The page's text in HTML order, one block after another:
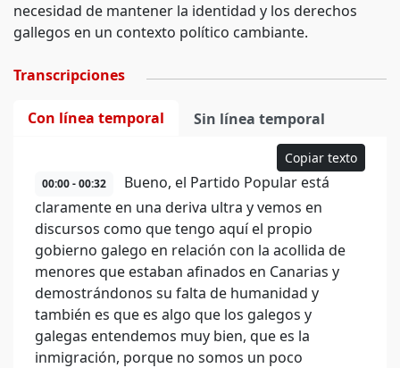
necesidad de mantener la identidad y los derechos
gallegos en un contexto político cambiante.
Transcripciones
Con línea temporal Sin línea temporal
Copiar texto
00:00 - 00:32
Bueno, el Partido Popular está
claramente en una deriva ultra y vemos en
discursos como que tengo aquí el propio
gobierno galego en relación con la acollida de
menores que estaban afinados en Canarias y
demostrándonos su falta de humanidad y
también es que es algo que los galegos y
galegas entendemos muy bien, que es la
inmigración, porque no somos un poco